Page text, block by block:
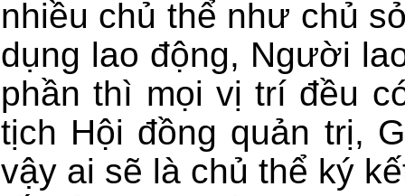
nhiều chủ thể như chủ
dụng lao động, Người
phần thì mọi vị trí đều
tịch Hội đồng quản trị,
vậy ai sẽ là chủ thể ký